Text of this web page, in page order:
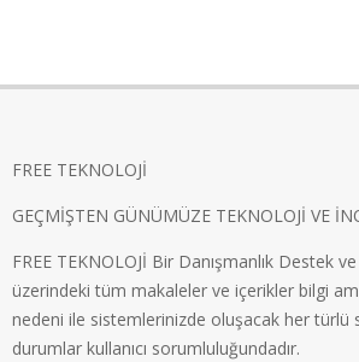
FREE TEKNOLOJİ
GEÇMİŞTEN GÜNÜMÜZE TEKNOLOJİ VE
FREE TEKNOLOJİ Bir Danışmanlık Destek
üzerindeki tüm makaleler ve içerikler bilgi
nedeni ile sistemlerinizde oluşacak her türlü
durumlar kullanıcı sorumluluğundadır.